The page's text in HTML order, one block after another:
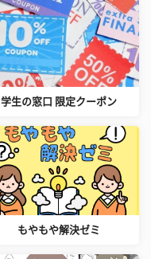
学生の窓口 限定クーポン
もやもや解決ゼミ